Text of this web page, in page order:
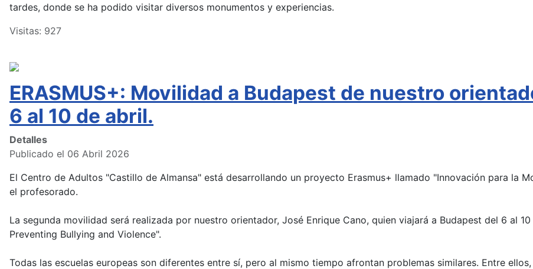
tardes, donde se ha podido visitar diversos monumentos y experiencias.
Visitas: 927
ERASMUS+: Movilidad a Budapest de nuestro
6 al 10 de abril.
Detalles
Publicado el 06 Abril 2026
El Centro de Adultos "Castillo de Almansa" está desarrollando un proyecto Erasmus+ llamado "Innovación para la
el profesorado.
La segunda movilidad será realizada por nuestro orientador, José Enrique Cano, quien viajará a Budapest del 6 al
Preventing Bullying and Violence".
Todas las escuelas europeas son diferentes entre sí, pero al mismo tiempo afrontan problemas similares. Entre ellos,